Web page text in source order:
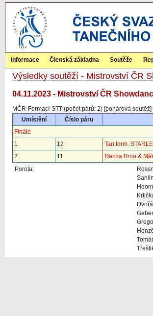
Informace Členská základna Soutěže
Výsledky soutěží - Mistrovství ČR
04.11.2023 - Mistrovství ČR
MČR-Formací-STT (počet párů: 2) [pohárová soutěž]
Umístění
Číslo páru
Finále
1
12
Tan.form.
2
11
Danza Brno &
Porota: